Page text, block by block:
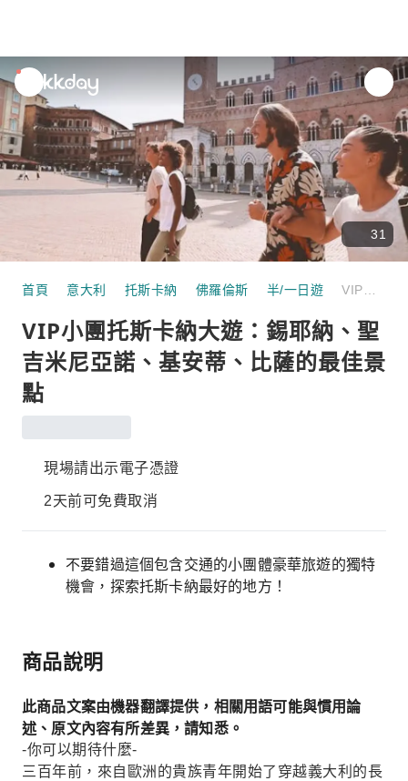
unread
notifications
31
首頁 意大利 托斯卡納 佛羅倫斯 半/一日遊
VIP小團托斯卡納大遊：錫耶納、聖
吉米尼亞諾、基安蒂、比薩的最佳景
點
現場請出示電子憑證
2天前可免費取消
不要錯過這個包含交通的小團體豪華旅遊的獨特
機會，探索托斯卡納最好的地方！
商品說明
此商品文案由機器翻譯提供，相關用語可能與慣用論
述、原文內容有所差異，請知悉。
-你可以期待什麼-
三百年前，來自歐洲的貴族青年開始了穿越義大利的長